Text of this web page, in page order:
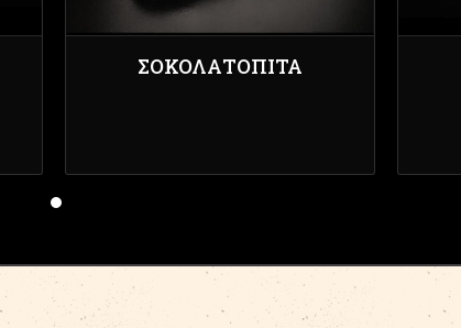
ΣΟΚΟΛΑΤΌΠΙΤΑ